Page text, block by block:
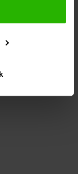
en
instellen welke